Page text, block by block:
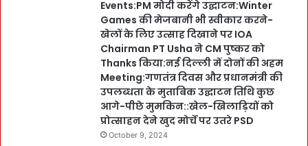
Events:PM मोदी करेंगे उद्घाटन:Winter
Games की मेजबानी भी स्वीकार करने-
खेलों के लिए उत्साह दिखाने पर IOA
Chairman PT Usha ने CM पुष्कर को
Thanks किया:नई दिल्ली में दोनों की अहम
Meeting:गणतंत्र दिवस और प्रधानमंत्री की
उपलब्धता के मुताबिक उद्घाटन तिथि कुछ
आगे-पीछे मुमकिन::खेल-खिलाड़ियों को
प्रोत्साहन देने खुद मोर्चे पर उतरे PSD
October 9, 2024